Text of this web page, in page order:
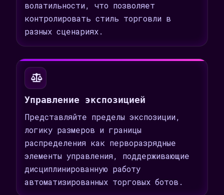
волатильности, что позволяет
контролировать стиль торговли в
разных сценариях.
Управление экспозицией
Представляйте пределы экспозиции,
логику размеров и границы
распределения как перворазрядные
элементы управления, поддерживающие
дисциплинированную работу
автоматизированных торговых ботов.